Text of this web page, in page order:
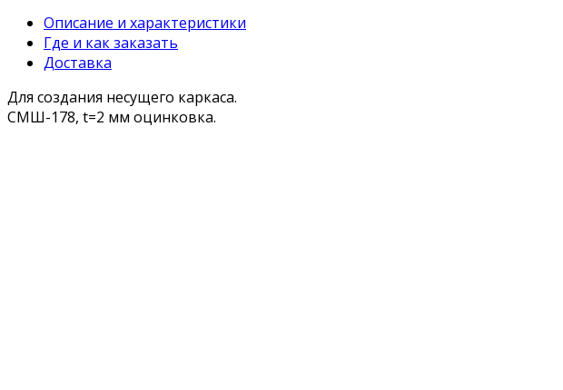
Описание и характеристики
Где и как заказать
Доставка
Для создания несущего каркаса.
СМШ-178, t=2 мм оцинковка.